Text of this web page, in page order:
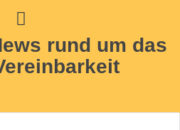
rund um das